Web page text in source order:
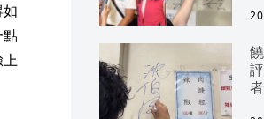
點
上
者